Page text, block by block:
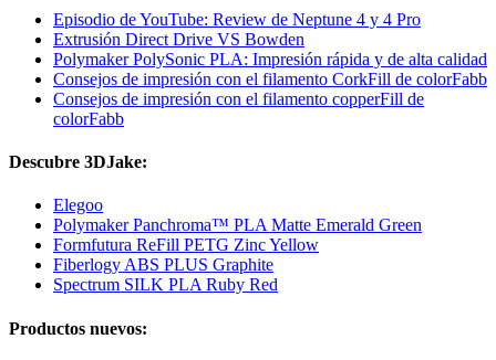
Episodio de YouTube: Review de Neptune 4 y 4 Pro
Extrusión Direct Drive VS Bowden
Polymaker PolySonic PLA: Impresión rápida y de alta calidad
Consejos de impresión con el filamento CorkFill de colorFabb
Consejos de impresión con el filamento copperFill de
colorFabb
Descubre 3DJake:
Elegoo
Polymaker Panchroma™ PLA Matte Emerald Green
Formfutura ReFill PETG Zinc Yellow
Fiberlogy ABS PLUS Graphite
Spectrum SILK PLA Ruby Red
Productos nuevos: